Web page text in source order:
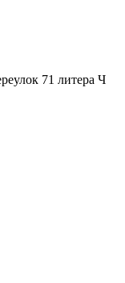
71 литера Ч